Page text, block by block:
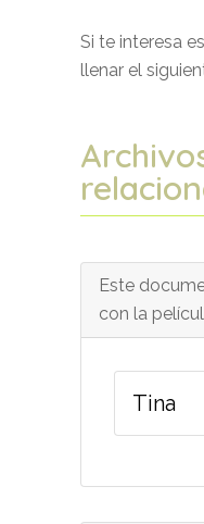
Si te interesa
llenar el
Este
con la
Tina